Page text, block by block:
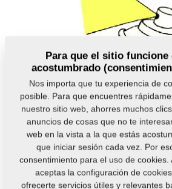
Para que el sitio funcione
acostumbrado
Nos importa que tu experiencia de
posible. Para que encuentres
nuestro sitio web, ahorres muchos
anuncios de cosas que no te
web en la vista a la que estás
que iniciar sesión cada vez. Por
consentimiento para el uso de cookies.
aceptas la configuración de
ofrecerte servicios útiles y relevantes